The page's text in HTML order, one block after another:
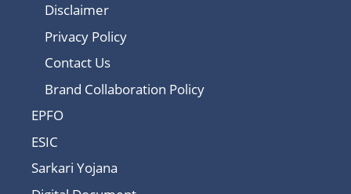
Disclaimer
Privacy Policy
Contact Us
Brand Collaboration Policy
EPFO
ESIC
Sarkari Yojana